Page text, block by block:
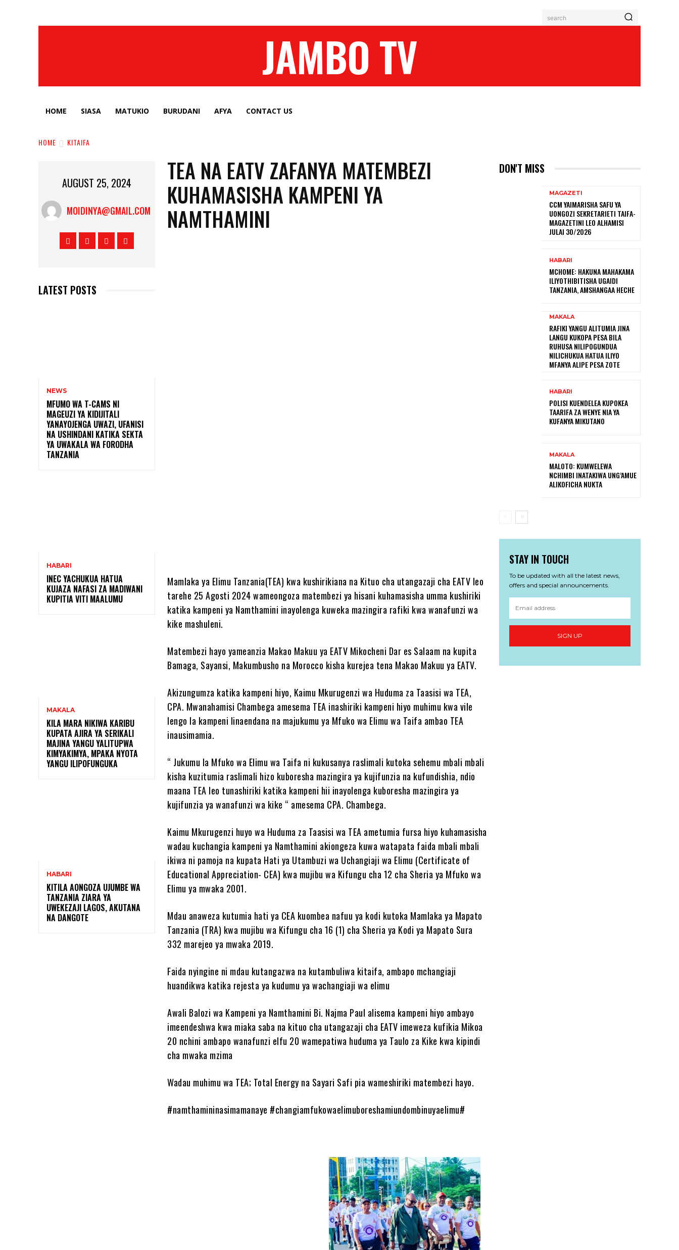
search
JAMBO TV
HOME SIASA MATUKIO BURUDANI AFYA CONTACT US
HOME KITAIFA
AUGUST 25, 2024
MOIDINYA@GMAIL.COM
LATEST POSTS
NEWS
MFUMO WA T-CAMS NI
MAGEUZI YA KIDIJITALI
YANAYOJENGA UWAZI, UFANISI
NA USHINDANI KATIKA SEKTA
YA UWAKALA WA FORODHA
TANZANIA
HABARI
INEC YACHUKUA HATUA
KUJAZA NAFASI ZA MADIWANI
KUPITIA VITI MAALUMU
MAKALA
KILA MARA NIKIWA KARIBU
KUPATA AJIRA YA SERIKALI
MAJINA YANGU YALITUPWA
KIMYAKIMYA, MPAKA NYOTA
YANGU ILIPOFUNGUKA
HABARI
KITILA AONGOZA UJUMBE WA
TANZANIA ZIARA YA
UWEKEZAJI LAGOS, AKUTANA
NA DANGOTE
TEA NA EATV ZAFANYA MATEMBEZI
KUHAMASISHA KAMPENI YA
NAMTHAMINI
Mamlaka ya Elimu Tanzania(TEA) kwa kushirikiana na Kituo cha utangazaji cha EATV leo
tarehe 25 Agosti 2024 wameongoza matembezi ya hisani kuhamasisha umma kushiriki
katika kampeni ya Namthamini inayolenga kuweka mazingira rafiki kwa wanafunzi wa
kike mashuleni.
Matembezi hayo yameanzia Makao Makuu ya EATV Mikocheni Dar es Salaam na kupita
Bamaga, Sayansi, Makumbusho na Morocco kisha kurejea tena Makao Makuu ya EATV.
Akizungumza katika kampeni hiyo, Kaimu Mkurugenzi wa Huduma za Taasisi wa TEA,
CPA. Mwanahamisi Chambega amesema TEA inashiriki kampeni hiyo muhimu kwa vile
lengo la kampeni linaendana na majukumu ya Mfuko wa Elimu wa Taifa ambao TEA
inausimamia.
“ Jukumu la Mfuko wa Elimu wa Taifa ni kukusanya raslimali kutoka sehemu mbali mbali
kisha kuzitumia raslimali hizo kuboresha mazingira ya kujifunzia na kufundishia, ndio
maana TEA leo tunashiriki katika kampeni hii inayolenga kuboresha mazingira ya
kujifunzia ya wanafunzi wa kike “ amesema CPA. Chambega.
Kaimu Mkurugenzi huyo wa Huduma za Taasisi wa TEA ametumia fursa hiyo kuhamasisha
wadau kuchangia kampeni ya Namthamini akiongeza kuwa watapata faida mbali mbali
ikiwa ni pamoja na kupata Hati ya Utambuzi wa Uchangiaji wa Elimu (Certificate of
Educational Appreciation- CEA) kwa mujibu wa Kifungu cha 12 cha Sheria ya Mfuko wa
Elimu ya mwaka 2001.
Mdau anaweza kutumia hati ya CEA kuombea nafuu ya kodi kutoka Mamlaka ya Mapato
Tanzania (TRA) kwa mujibu wa Kifungu cha 16 (1) cha Sheria ya Kodi ya Mapato Sura
332 marejeo ya mwaka 2019.
Faida nyingine ni mdau kutangazwa na kutambuliwa kitaifa, ambapo mchangiaji
huandikwa katika rejesta ya kudumu ya wachangiaji wa elimu
Awali Balozi wa Kampeni ya Namthamini Bi. Najma Paul alisema kampeni hiyo ambayo
imeendeshwa kwa miaka saba na kituo cha utangazaji cha EATV imeweza kufikia Mikoa
20 nchini ambapo wanafunzi elfu 20 wamepatiwa huduma ya Taulo za Kike kwa kipindi
cha mwaka mzima
Wadau muhimu wa TEA; Total Energy na Sayari Safi pia wameshiriki matembezi hayo.
#namthamininasimamanaye #changiamfukowaelimuboreshamiundombinuyaelimu#
DON'T MISS
MAGAZETI
CCM YAIMARISHA SAFU YA
UONGOZI SEKRETARIETI TAIFA-
MAGAZETINI LEO ALHAMISI
JULAI 30/2026
HABARI
MCHOME: HAKUNA MAHAKAMA
ILIYOTHIBITISHA UGAIDI
TANZANIA, AMSHANGAA HECHE
MAKALA
RAFIKI YANGU ALITUMIA JINA
LANGU KUKOPA PESA BILA
RUHUSA NILIPOGUNDUA
NILICHUKUA HATUA ILIYO
MFANYA ALIPE PESA ZOTE
HABARI
POLISI KUENDELEA KUPOKEA
TAARIFA ZA WENYE NIA YA
KUFANYA MIKUTANO
MAKALA
MALOTO: KUMWELEWA
NCHIMBI INATAKIWA UNG’AMUE
ALIKOFICHA NUKTA
STAY IN TOUCH
To be updated with all the latest news,
offers and special announcements.
SIGN UP